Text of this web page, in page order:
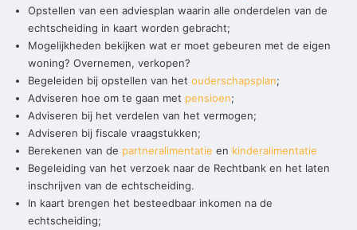
Opstellen van een adviesplan waarin alle onderdelen van de
echtscheiding in kaart worden gebracht;
Mogelijkheden bekijken wat er moet gebeuren met de eigen
woning? Overnemen, verkopen?
Begeleiden bij opstellen van het ouderschapsplan;
Adviseren hoe om te gaan met pensioen;
Adviseren bij het verdelen van het vermogen;
Adviseren bij fiscale vraagstukken;
Berekenen van de partneralimentatie en kinderalimentatie
Begeleiding van het verzoek naar de Rechtbank en het laten
inschrijven van de echtscheiding.
In kaart brengen het besteedbaar inkomen na de
echtscheiding;